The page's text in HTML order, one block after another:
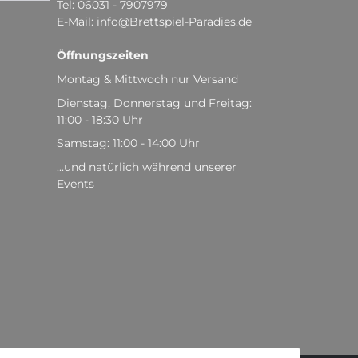
Tel: 06031 - 7907979
E-Mail: info@Brettspiel-Paradies.de
Öffnungszeiten
Montag & Mittwoch nur Versand
Dienstag, Donnerstag und Freitag:
11:00 - 18:30 Uhr
Samstag: 11:00 - 14:00 Uhr
...und natürlich während unserer
Events